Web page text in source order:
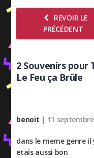
REVOIR LE
PRÉCÉDENT
2 Souvenirs pour
Le Feu ça Brûle
benoit | 11 septembre
dans le meme genre il
etais aussi bon